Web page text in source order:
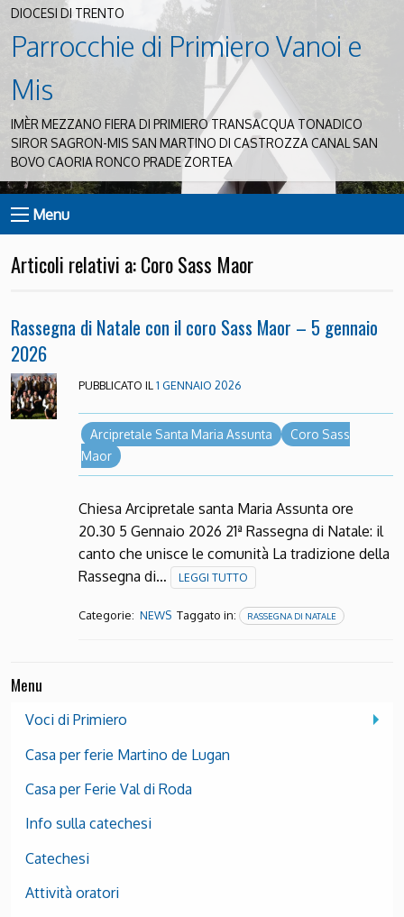
DIOCESI DI TRENTO
Parrocchie di Primiero Vanoi e
Mis
IMÈR MEZZANO FIERA DI PRIMIERO TRANSACQUA TONADICO
SIROR SAGRON-MIS SAN MARTINO DI CASTROZZA CANAL SAN
BOVO CAORIA RONCO PRADE ZORTEA
Menu
Articoli relativi a: Coro Sass Maor
Rassegna di Natale con il coro Sass Maor – 5 gennaio
2026
PUBBLICATO IL1 GENNAIO 2026
Arcipretale Santa Maria Assunta
Coro Sass
Maor
Chiesa Arcipretale santa Maria Assunta ore
20.30 5 Gennaio 2026 21ª Rassegna di Natale: il
canto che unisce le comunità La tradizione della
Rassegna di…
LEGGI TUTTO
Categorie: NEWS Taggato in: RASSEGNA DI NATALE
Menu
Voci di Primiero
Casa per ferie Martino de Lugan
Casa per Ferie Val di Roda
Info sulla catechesi
Catechesi
Attività oratori